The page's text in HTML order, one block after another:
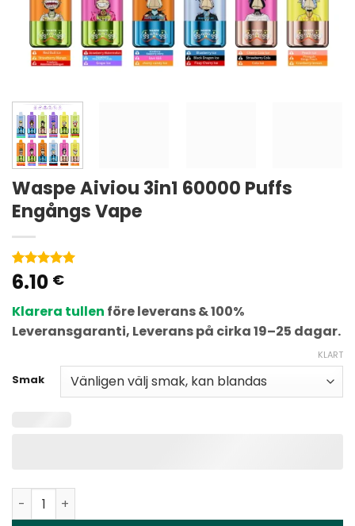
Waspe Aiviou 3in1 60000 Puffs
Engångs Vape
Betygsatt
av 5
2
kundbetyg
6.10 €
Klarera tullen före leverans & 100%
Leveransgaranti, Leverans på cirka 19–25 dagar.
Smak
KLART
Waspe Aiviou 3in1 60000 Puffs Disposable Vape